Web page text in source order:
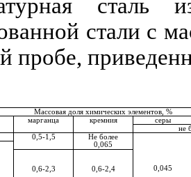
сталь
стали с
пробе, приведен
Массовая доля химических элементов, %
марганца кремния
серы
не
0,5-1,5
Не более
0,065
0,6-2,3 0,6-2,4 0,045